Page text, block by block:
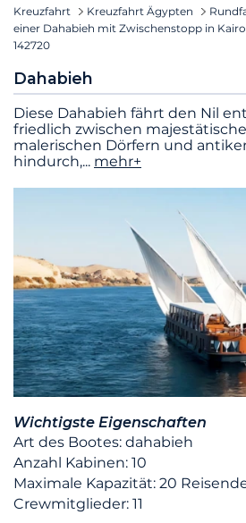
Kreuzfahrt Kreuzfahrt Ägypten
einer Dahabieh mit Zwischenstopp in
142720
Dahabieh
Diese Dahabieh fährt den Nil
friedlich zwischen
malerischen Dörfern und
hindurch,... mehr+
Wichtigste Eigenschaften
Art des Bootes: dahabieh
Anzahl Kabinen: 10
Maximale Kapazität: 20
Crewmitglieder: 11